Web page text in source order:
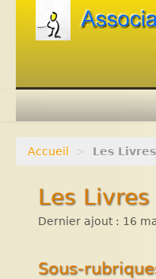
Agenda
Adhérer
Contacts
Accueil > Les
Les
Dernier ajout : 16
Sous-